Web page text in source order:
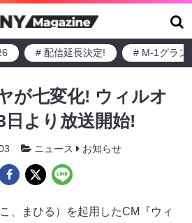
# 配信延長決定! # M-1グラン
が七変化! ウィルオ
日より放送開始!
ニュース お知らせ
、まひる）を起用したCM『ウィ